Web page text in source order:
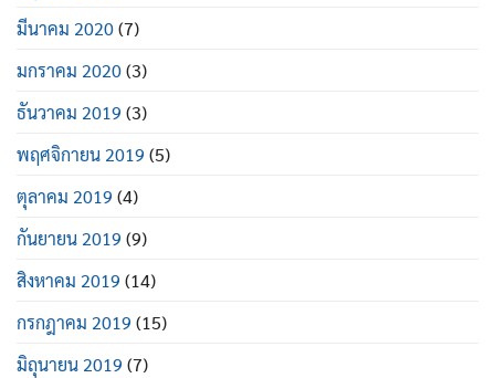
มีนาคม 2020(7)
มกราคม 2020(3)
ธันวาคม 2019 (3)
พฤศจิกายน 2019 (5)
ตุลาคม 2019 (4)
กันยายน 2019 (9)
สิงหาคม 2019 (14)
กรกฎาคม 2019 (15)
มิถุนายน 2019 (7)